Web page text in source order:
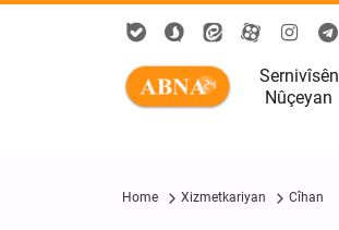
Sernivîsên
Nûçeyan
Home Xizmetkariyan Cîhan